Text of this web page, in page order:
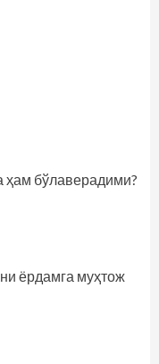
ҳам бўлаверадими?
ёрдамга муҳтож